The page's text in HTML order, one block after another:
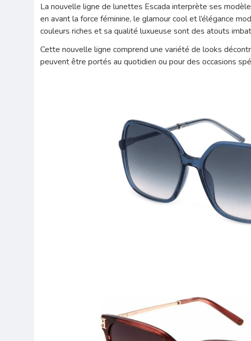
La nouvelle ligne de lunettes Escada interprète ses
en avant la force féminine, le glamour cool et l’élégance
couleurs riches et sa qualité luxueuse sont des atouts
Cette nouvelle ligne comprend une variété de looks
peuvent être portés au quotidien ou pour des occasions